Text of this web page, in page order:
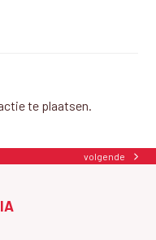
te plaatsen.
next
volgende